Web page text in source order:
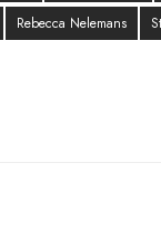
Rebecca Nelemans